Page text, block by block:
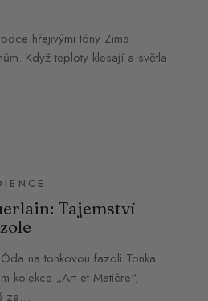
hřejivými tóny Zima
Když teploty klesají a světla
Tajemství
na tonkovou fazoli Tonka
kolekce „Art et Matière“,
ze…